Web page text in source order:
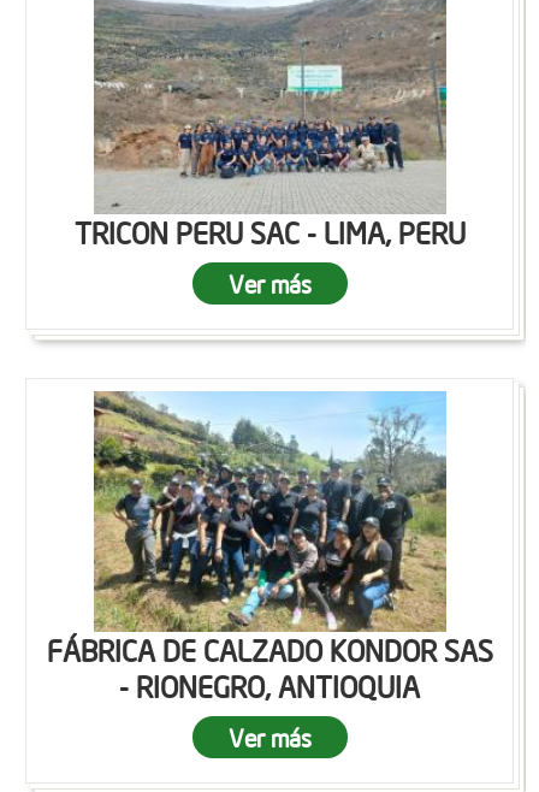
TRICON PERU SAC - LIMA, PERU
Ver más
FÁBRICA DE CALZADO KONDOR SAS
- RIONEGRO, ANTIOQUIA
Ver más